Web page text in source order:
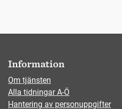
Information
Om tjänsten
Alla tidningar A-Ö
Hantering av personuppgifter